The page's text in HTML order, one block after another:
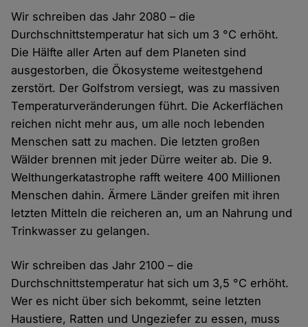
Wir schreiben das Jahr 2080 – die
Durchschnittstemperatur hat sich um 3 °C erhöht.
Die Hälfte aller Arten auf dem Planeten sind
ausgestorben, die Ökosysteme weitestgehend
zerstört. Der Golfstrom versiegt, was zu massiven
Temperaturveränderungen führt. Die Ackerflächen
reichen nicht mehr aus, um alle noch lebenden
Menschen satt zu machen. Die letzten großen
Wälder brennen mit jeder Dürre weiter ab. Die 9.
Welthungerkatastrophe rafft weitere 400 Millionen
Menschen dahin. Ärmere Länder greifen mit ihren
letzten Mitteln die reicheren an, um an Nahrung und
Trinkwasser zu gelangen.
Wir schreiben das Jahr 2100 – die
Durchschnittstemperatur hat sich um 3,5 °C erhöht.
Wer es nicht über sich bekommt, seine letzten
Haustiere, Ratten und Ungeziefer zu essen, muss